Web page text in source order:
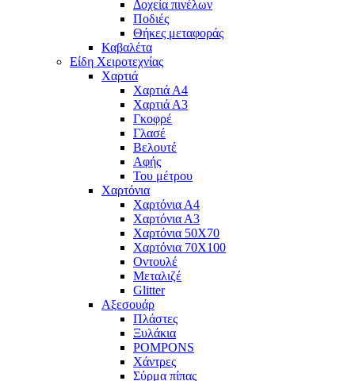
Δοχεία πινέλων
Ποδιές
Θήκες μεταφοράς
Καβαλέτα
Είδη Χειροτεχνίας
Χαρτιά
Χαρτιά Α4
Χαρτιά Α3
Γκοφρέ
Γλασέ
Βελουτέ
Αφής
Του μέτρου
Χαρτόνια
Χαρτόνια Α4
Χαρτόνια Α3
Χαρτόνια 50Χ70
Χαρτόνια 70Χ100
Οντουλέ
Μεταλιζέ
Glitter
Αξεσουάρ
Πλάστες
Ξυλάκια
POMPONS
Χάντρες
Σύρμα πίπας